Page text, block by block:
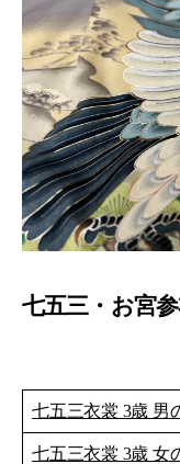
七五三・お宮
七五三衣裳 3歳 男
七五三衣裳 3歳 女